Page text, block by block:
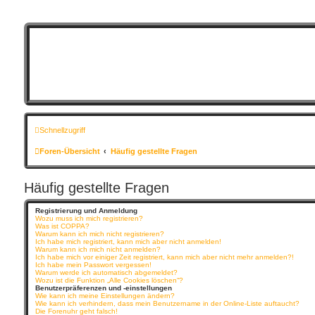
Schnellzugriff
Foren-Übersicht Häufig gestellte Fragen
Häufig gestellte Fragen
Registrierung und Anmeldung
Wozu muss ich mich registrieren?
Was ist COPPA?
Warum kann ich mich nicht registrieren?
Ich habe mich registriert, kann mich aber nicht anmelden!
Warum kann ich mich nicht anmelden?
Ich habe mich vor einiger Zeit registriert, kann mich aber nicht mehr anmelden?!
Ich habe mein Passwort vergessen!
Warum werde ich automatisch abgemeldet?
Wozu ist die Funktion „Alle Cookies löschen“?
Benutzerpräferenzen und -einstellungen
Wie kann ich meine Einstellungen ändern?
Wie kann ich verhindern, dass mein Benutzername in der Online-Liste auftaucht?
Die Forenuhr geht falsch!